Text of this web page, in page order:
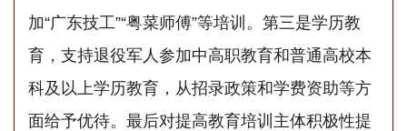
加“广东技工”“粤菜师傅”等培训。第三是学历教
育，支持退役军人参加中高职教育和普通高校本
科及以上学历教育，从招录政策和学费资助等方
面给予优待。最后对提高教育培训主体积极性提